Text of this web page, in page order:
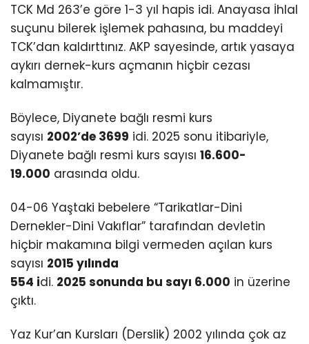
TCK Md 263’e göre 1-3 yıl hapis idi. Anayasa İhlal
suçunu bilerek işlemek pahasına, bu maddeyi
TCK’dan kaldırttınız. AKP sayesinde, artık yasaya
aykırı dernek-kurs açmanın hiçbir cezası
kalmamıştır.
Böylece, Diyanete bağlı resmi kurs
sayısı 2002’de 3699 idi. 2025 sonu itibariyle,
Diyanete bağlı resmi kurs sayısı 16.600-
19.000 arasında oldu.
04-06 Yaştaki bebelere “Tarikatlar-Dini
Dernekler-Dini Vakıflar” tarafından devletin
hiçbir makamına bilgi vermeden açılan kurs
sayısı 2015 yılında
554 idi. 2025 sonunda bu sayı 6.000 in üzerine
çıktı.
Yaz Kur’an Kursları (Derslik) 2002 yılında çok az